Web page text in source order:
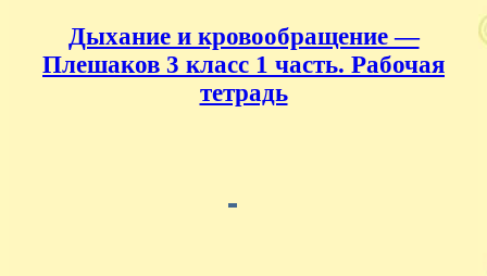
Дыхание и кровообращение —
Плешаков 3 класс 1 часть. Рабочая
тетрадь